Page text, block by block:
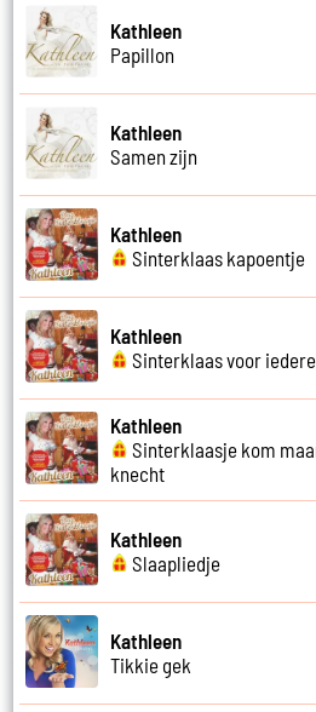
Kathleen
Papillon
Kathleen
Samen zijn
Kathleen
Sinterklaas kapoentje
Kathleen
Sinterklaas voor
Kathleen
Sinterklaasje kom
knecht
Kathleen
Slaapliedje
Kathleen
Tikkie gek